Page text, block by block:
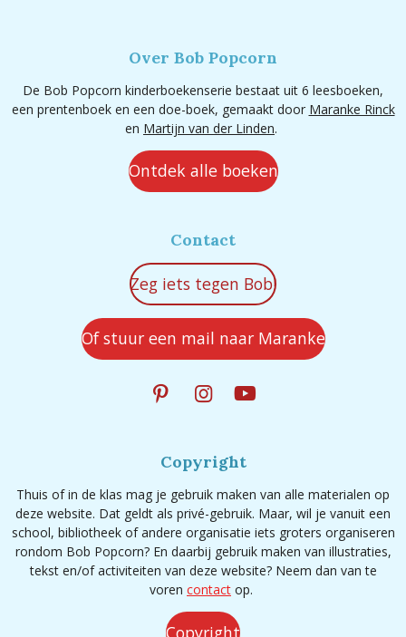
Over Bob Popcorn
De Bob Popcorn kinderboekenserie bestaat uit 6 leesboeken,
een prentenboek en een doe-boek, gemaakt door Maranke Rinck
en Martijn van der Linden.
Ontdek alle boeken
Contact
Zeg iets tegen Bob!
Of stuur een mail naar Maranke
P
t
r
e
s
t
I
t
g
r
a
m
Y
T
b
e
Copyright
Thuis of in de klas mag je gebruik maken van alle materialen op
deze website. Dat geldt als privé-gebruik. Maar, wil je vanuit een
school, bibliotheek of andere organisatie iets groters organiseren
rondom Bob Popcorn? En daarbij gebruik maken van illustraties,
tekst en/of activiteiten van deze website? Neem dan van te
voren contact op.
Copyright